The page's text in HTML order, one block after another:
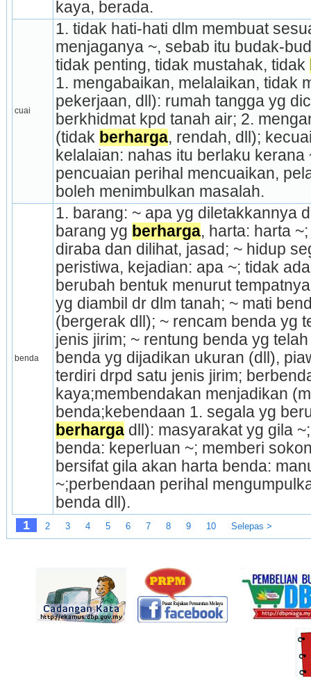
kaya, berada.
cuai
1. tidak hati-hati dlm membuat
menjaganya ~, sebab itu budak-
tidak penting, tidak mustahak, tidak
1. mengabaikan, melalaikan, tidak
pekerjaan, dll): rumah tangga yg
berkhidmat kpd tanah air; 2.
(tidak berharga, rendah, dll);
kelalaian: nahas itu berlaku kerana
pencuaian perihal mencuaikan,
boleh menimbulkan masalah.
benda
1. barang: ~ apa yg diletakkannya
barang yg berharga, harta: harta
diraba dan dilihat, jasad; ~ hidup
peristiwa, kejadian: apa ~; tidak
berubah bentuk menurut
yg diambil dr dlm tanah; ~ mati
(bergerak dll); ~ rencam benda yg
jenis jirim; ~ rentung benda yg
benda yg dijadikan ukuran (dll),
terdiri drpd satu jenis jirim;
kaya;membendakan menjadikan
berharga dll): masyarakat yg gila
benda: keperluan ~; memberi
bersifat gila akan harta benda:
~;perbendaan perihal
benda dll).
1 2 3 4 5 6 7 8 9 10 Selepas >